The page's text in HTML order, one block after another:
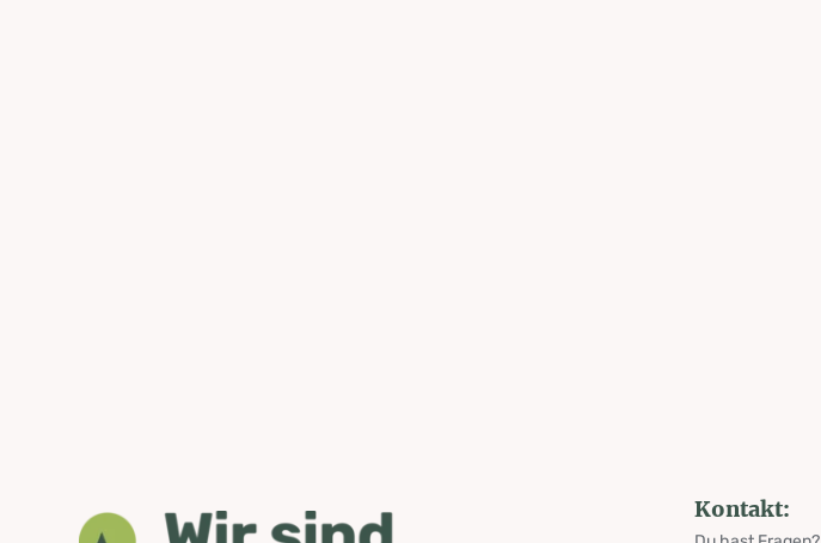
Kontakt: